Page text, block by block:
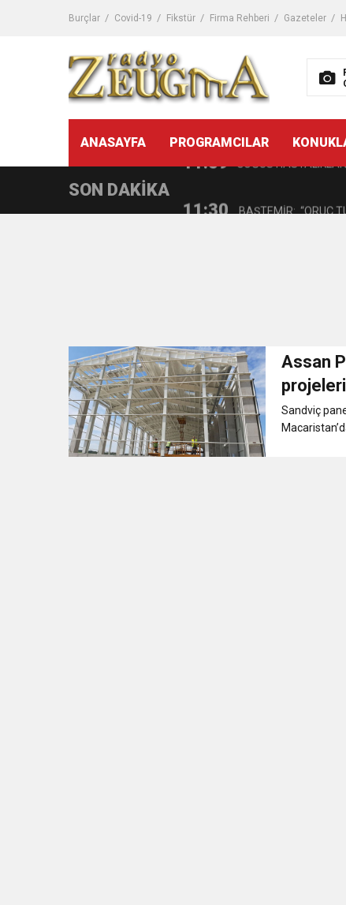
Burçlar Covid-19 Fikstür Firma Rehberi Gazeteler
ANASAYFA PROGRAMCILAR
SON DAKİKA
14:08 Gaziantep FK o yıldızı
11:59 GÖĞÜS
11:41 Gazikültür, yeni bir
11:36 Hareketsiz yaşam
Assan
Sandviç